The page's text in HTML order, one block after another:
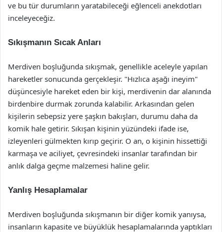
ve bu tür durumların yaratabileceği eğlenceli anekdotları
inceleyeceğiz.
Sıkışmanın Sıcak Anları
Merdiven boşluğunda sıkışmak, genellikle aceleyle yapılan
hareketler sonucunda gerçekleşir. "Hızlıca aşağı ineyim"
düşüncesiyle hareket eden bir kişi, merdivenin dar alanında
birdenbire durmak zorunda kalabilir. Arkasından gelen
kişilerin sebepsiz yere şaşkın bakışları, durumu daha da
komik hale getirir. Sıkışan kişinin yüzündeki ifade ise,
izleyenleri gülmekten kırıp geçirir. O an, o kişinin hissettiği
karmaşa ve aciliyet, çevresindeki insanlar tarafından bir
anlık dalga geçme malzemesi haline gelir.
Yanlış Hesaplamalar
Merdiven boşluğunda sıkışmanın bir diğer komik yanıysa,
insanların kapasite ve büyüklük hesaplamalarında yaptıkları